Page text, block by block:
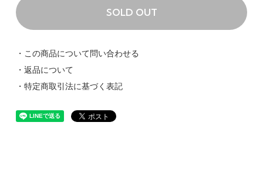
SOLD OUT
・この商品について問い合わせる
・返品について
・特定商取引法に基づく表記